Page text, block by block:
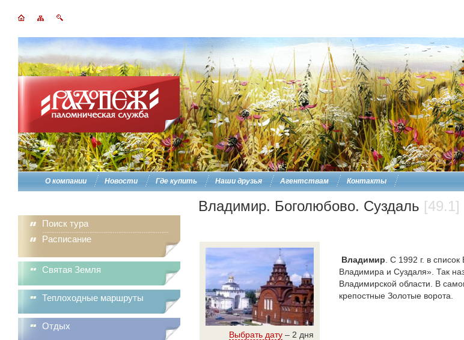
О компании Новости Где купить Наши друзья Агентствам Контакты
Поиск тура
Расписание
Святая Земля
Теплоходные маршруты
Отдых
Владимир. Боголюбово. Суздаль [49.1]
Выбрать дату – 2 дня
Владимир . С 1992 г. в
Владимира и Суздаля». Так
Владимирской области. В
крепостные Золотые ворота.